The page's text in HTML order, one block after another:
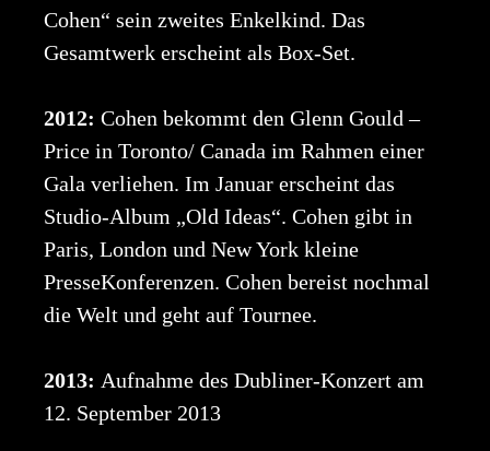
Cohen“ sein zweites Enkelkind. Das
Gesamtwerk erscheint als Box-Set.
2012: Cohen bekommt den Glenn Gould –
Price in Toronto/ Canada im Rahmen einer
Gala verliehen. Im Januar erscheint das
Studio-Album „Old Ideas“. Cohen gibt in
Paris, London und New York kleine
PresseKonferenzen. Cohen bereist nochmal
die Welt und geht auf Tournee.
2013: Aufnahme des Dubliner-Konzert am
12. September 2013